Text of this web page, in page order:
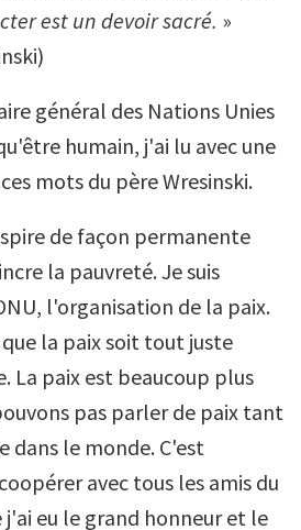
est un devoir sacré. »
général des Nations Unies
humain, j'ai lu avec une
mots du père Wresinski.
de façon permanente
la pauvreté. Je suis
l'organisation de la paix.
que la paix soit tout juste
La paix est beaucoup plus
pas parler de paix tant
dans le monde. C'est
avec tous les amis du
j'ai eu le grand honneur et le